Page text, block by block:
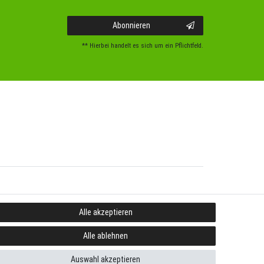
Abonnieren
** Hierbei handelt es sich um ein Pflichtfeld.
Alle akzeptieren
Alle ablehnen
Auswahl akzeptieren